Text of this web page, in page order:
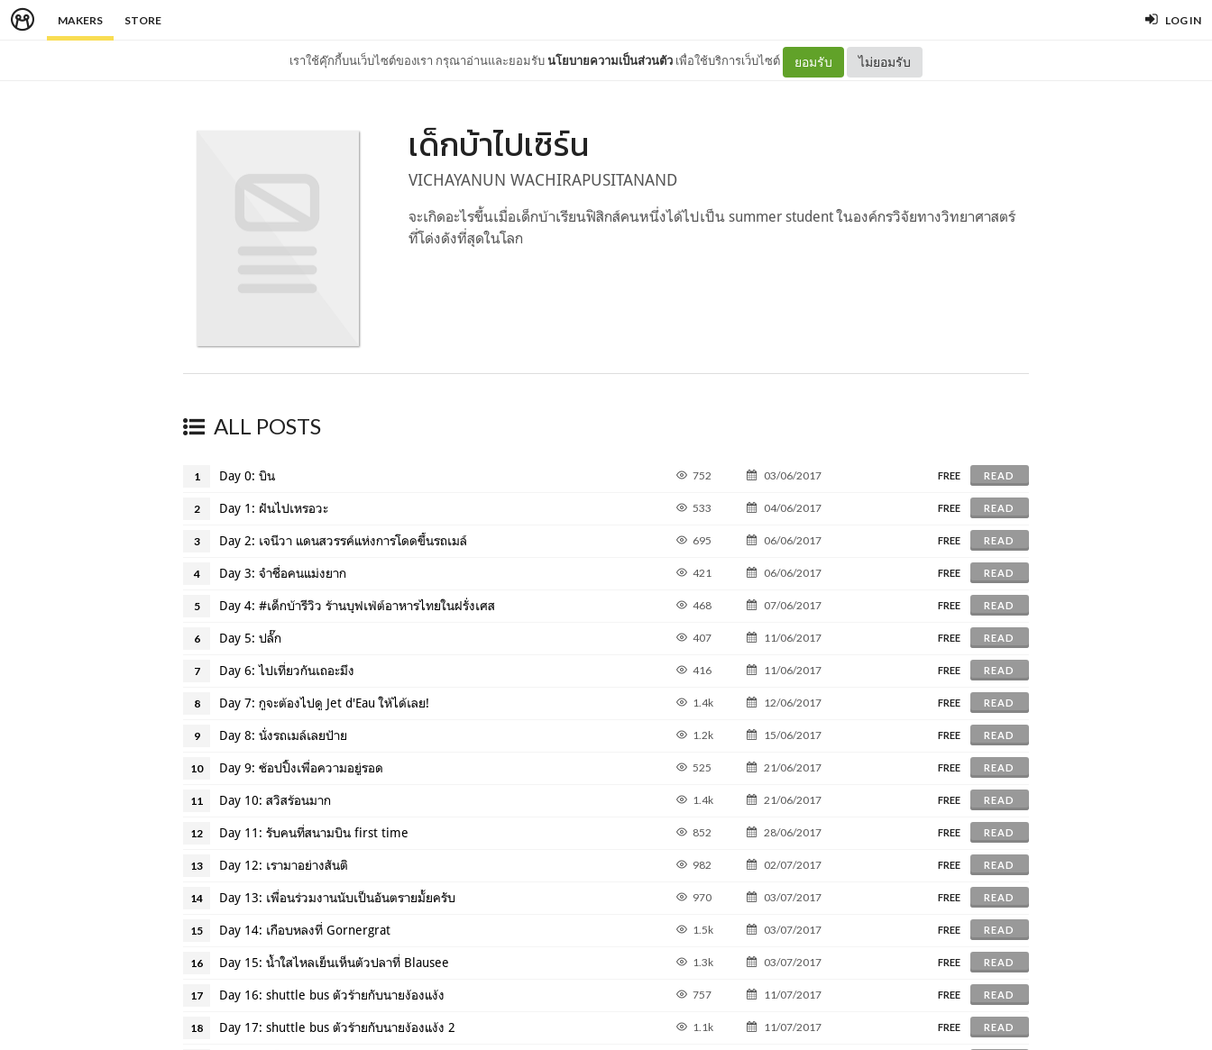
MAKERS STORE LOG IN
เราใช้คุ๊กกี้บนเว็บไซต์ของเรา กรุณาอ่านและยอมรับนโยบายความเป็นส่วนตัว เพื่อใช้บริการเว็บไซต์ ยอมรับ ไม่ยอมรับ
เด็กบ้าไปเซิร์น
VICHAYANUN WACHIRAPUSITANAND
จะเกิดอะไรขึ้นเมื่อเด็กบ้าเรียนฟิสิกส์คนหนึ่งได้ไปเป็น summer student ในองค์กรวิจัยทางวิทยาศาสตร์
ที่โด่งดังที่สุดในโลก
ALL POSTS
1 Day 0: บิน 752 03/06/2017 FREE READ
2 Day 1: ฝันไปเหรอวะ 533 04/06/2017 FREE READ
3 Day 2: เจนีวา แดนสวรรค์แห่งการโดดขึ้นรถเมล์ 695 06/06/2017 FREE READ
4 Day 3: จำชื่อคนแม่งยาก 421 06/06/2017 FREE READ
5 Day 4: #เด็กบ้ารีวิว ร้านบุฟเฟ่ต์อาหารไทยในฝรั่งเศส 468 07/06/2017 FREE READ
6 Day 5: ปลั๊ก 407 11/06/2017 FREE READ
7 Day 6: ไปเที่ยวกันเถอะมึง 416 11/06/2017 FREE READ
8 Day 7: กูจะต้องไปดู Jet d'Eau ให้ได้เลย! 1.4k 12/06/2017 FREE READ
9 Day 8: นั่งรถเมล์เลยป้าย 1.2k 15/06/2017 FREE READ
10 Day 9: ช้อปปิ้งเพื่อความอยู่รอด 525 21/06/2017 FREE READ
11 Day 10: สวิสร้อนมาก 1.4k 21/06/2017 FREE READ
12 Day 11: รับคนที่สนามบิน first time 852 28/06/2017 FREE READ
13 Day 12: เรามาอย่างสันติ 982 02/07/2017 FREE READ
14 Day 13: เพื่อนร่วมงานนับเป็นอันตรายมั้ยครับ 970 03/07/2017 FREE READ
15 Day 14: เกือบหลงที่ Gornergrat 1.5k 03/07/2017 FREE READ
16 Day 15: น้ำใสไหลเย็นเห็นตัวปลาที่ Blausee 1.3k 03/07/2017 FREE READ
17 Day 16: shuttle bus ตัวร้ายกับนายง้องแง้ง 757 11/07/2017 FREE READ
18 Day 17: shuttle bus ตัวร้ายกับนายง้องแง้ง 2 1.1k 11/07/2017 FREE READ